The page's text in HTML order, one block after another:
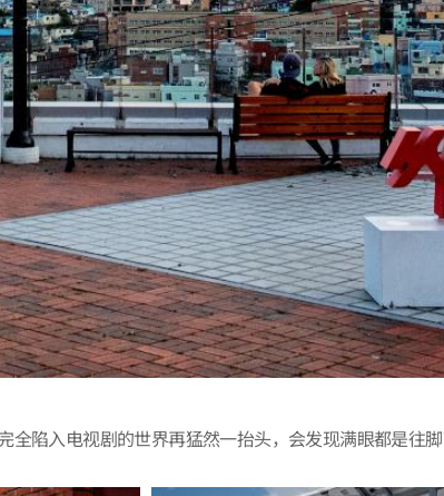
入电视剧的世界再猛然一抬头，会发现满眼都是往脚